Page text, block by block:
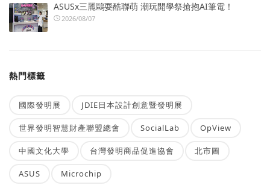
ASUSx三麗鷗耍酷聯萌 潮玩開學祭搶抱AI筆電！
2026/08/07
熱門標籤
國際發明展 JDIE日本設計創意暨發明展
世界發明智慧財產聯盟總會 SocialLab OpView
中國文化大學 台灣發明商品促進協會 北市圖
ASUS Microchip